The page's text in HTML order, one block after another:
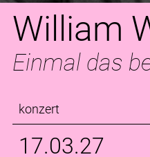
William
Einmal das
konzert
17.03.27